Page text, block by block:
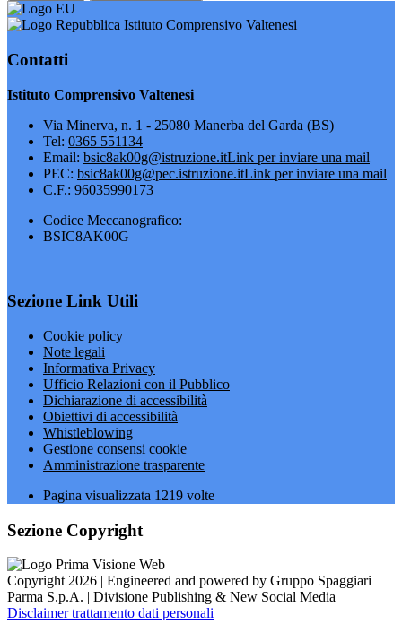
Istituto Comprensivo Valtenesi
Contatti
Istituto Comprensivo Valtenesi
Via Minerva, n. 1 - 25080 Manerba del Garda (BS)
Tel: 0365 551134
Email: bsic8ak00g@istruzione.itLink per inviare una mail
PEC: bsic8ak00g@pec.istruzione.itLink per inviare una mail
C.F.: 96035990173
Codice Meccanografico:
BSIC8AK00G
Sezione Link Utili
Cookie policy
Note legali
Informativa Privacy
Ufficio Relazioni con il Pubblico
Dichiarazione di accessibilità
Obiettivi di accessibilità
Whistleblowing
Gestione consensi cookie
Amministrazione trasparente
Pagina visualizzata 1219 volte
Sezione Copyright
Copyright 2026 | Engineered and powered by Gruppo Spaggiari
Parma S.p.A. | Divisione Publishing & New Social Media
Disclaimer trattamento dati personali